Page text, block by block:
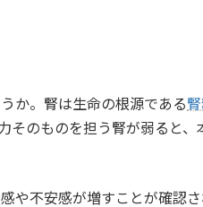
か。腎は生命の根源である
そのものを担う腎が弱ると
や不安感が増すことが確認